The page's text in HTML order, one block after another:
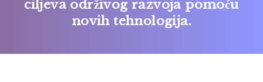
ciljeva održivog razvoja pomoću
novih tehnologija.